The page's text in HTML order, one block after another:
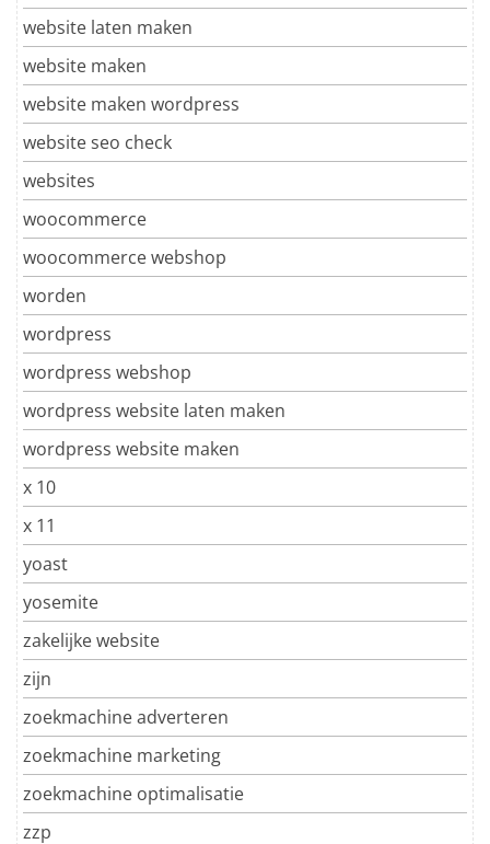
website laten maken
website maken
website maken wordpress
website seo check
websites
woocommerce
woocommerce webshop
worden
wordpress
wordpress webshop
wordpress website laten maken
wordpress website maken
x 10
x 11
yoast
yosemite
zakelijke website
zijn
zoekmachine adverteren
zoekmachine marketing
zoekmachine optimalisatie
zzp